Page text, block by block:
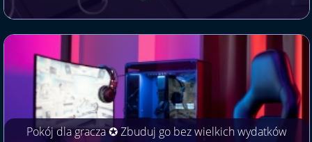
Pokój dla gracza ✪ Zbuduj go bez wielkich wydatków